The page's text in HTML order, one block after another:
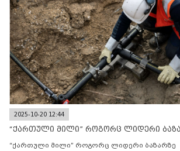
2025-10-20 12:44
“ქართული მილი” როგორც ლიდერი
“ქართული მილი” როგორც ლიდერი ბაზარზე